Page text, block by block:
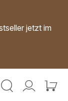
jetzt im
Mein
Mein